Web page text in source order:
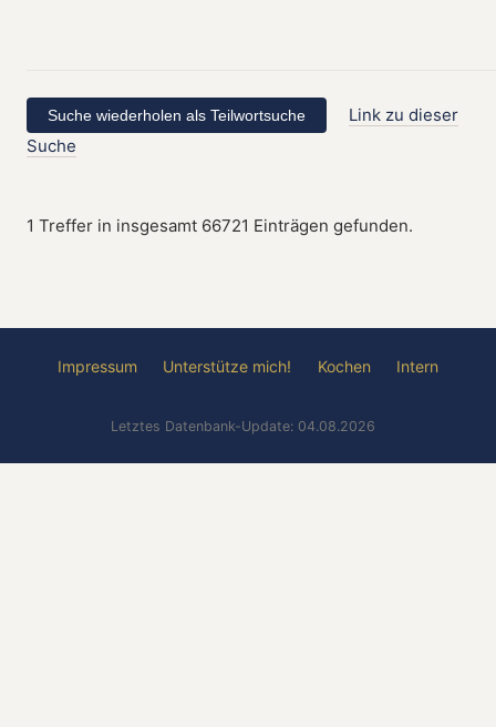
Link zu dieser
Suche
1 Treffer in insgesamt 66721 Einträgen gefunden.
Impressum Unterstütze mich! Kochen Intern
Letztes Datenbank-Update: 04.08.2026